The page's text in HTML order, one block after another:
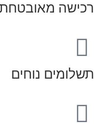
רכישה
תשלומים נוחים